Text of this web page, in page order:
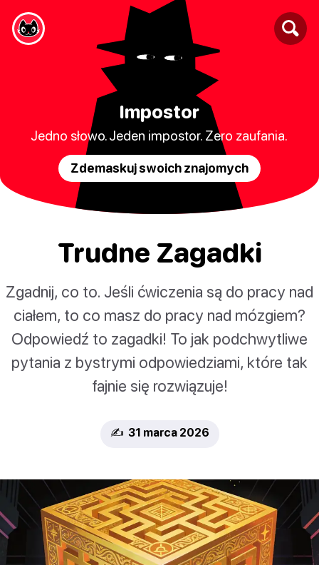
Impostor
Jedno słowo. Jeden impostor. Zero zaufania.
Zdemaskuj swoich znajomych
Trudne Zagadki
Zgadnij, co to. Jeśli ćwiczenia są do pracy nad
ciałem, to co masz do pracy nad mózgiem?
Odpowiedź to zagadki! To jak podchwytliwe
pytania z bystrymi odpowiedziami, które tak
fajnie się rozwiązuje!
✍️ 31 marca 2026